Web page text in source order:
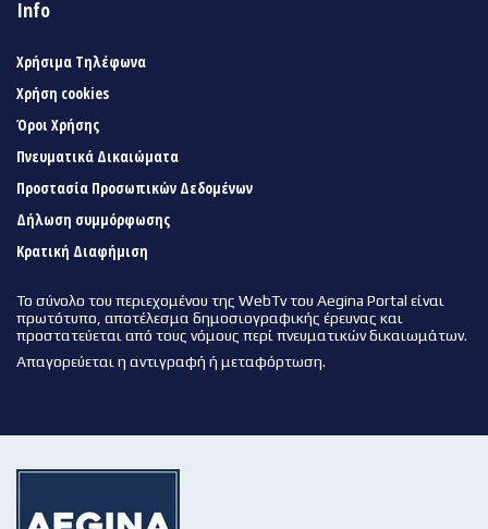
Info
Χρήσιμα Τηλέφωνα
Χρήση cookies
Όροι Χρήσης
Πνευματικά Δικαιώματα
Προστασία Προσωπικών Δεδομένων
Δήλωση συμμόρφωσης
Κρατική Διαφήμιση
Το σύνολο του περιεχομένου της WebTv του Aegina Portal είναι
πρωτότυπο, αποτέλεσμα δημοσιογραφικής έρευνας και
προστατεύεται από τους νόμους περί πνευματικών δικαιωμάτων.
Απαγορεύεται η αντιγραφή ή μεταφόρτωση.